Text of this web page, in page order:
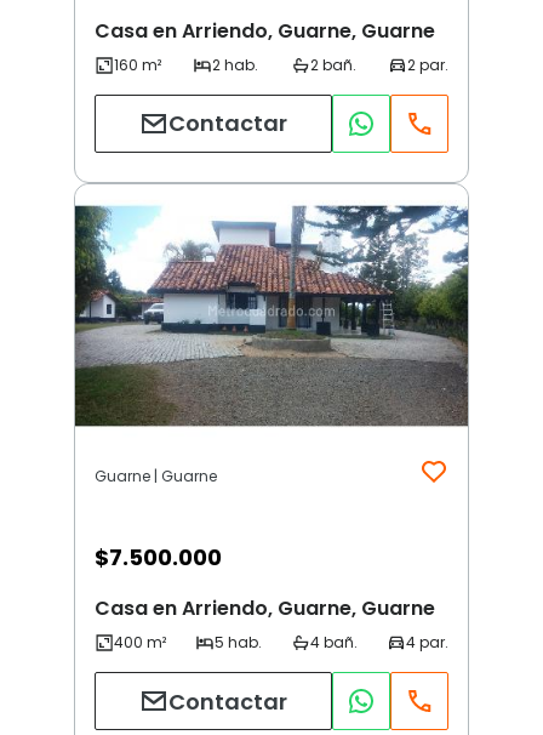
Casa en Arriendo, Guarne, Guarne
Contactar
Guarne | Guarne
$7.500.000
Casa en Arriendo, Guarne, Guarne
Contactar